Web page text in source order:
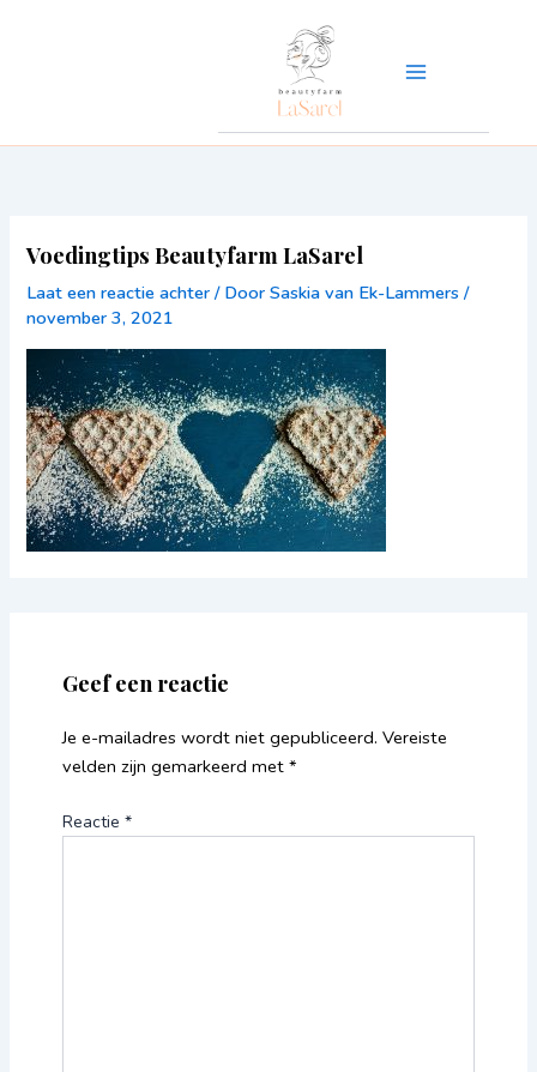
Voedingtips Beautyfarm LaSarel
Laat een reactie achter / DoorSaskia van Ek-Lammers/
november 3, 2021
Geef een reactie
Je e-mailadres wordt niet gepubliceerd. Vereiste
velden zijn gemarkeerd met *
Reactie *